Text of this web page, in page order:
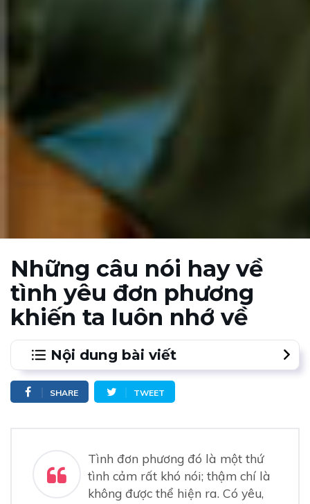
Những câu nói hay về
tình yêu đơn phương
khiến ta luôn nhớ về
Nội dung bài viết
1.Mỗi người đều trải qua cảm giác tình yêu đơn
phương 1 lần trong đời.
Hãy mở lời để sau này nhìn lại không hối hận vì
thanh xuân chúng ta đã làm
SHARE TWEET
Tình đơn phương đó là một thứ
tình cảm rất khó nói; thậm chí là
không được thể hiện ra. Có yêu,